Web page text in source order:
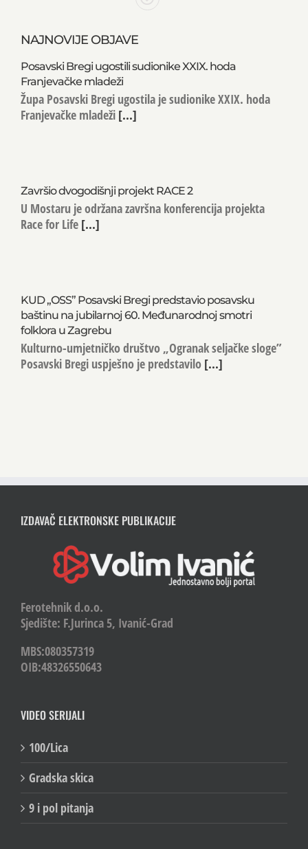
NAJNOVIJE OBJAVE
Posavski Bregi ugostili sudionike XXIX. hoda
Franjevačke mladeži
Župa Posavski Bregi ugostila je sudionike XXIX. hoda
Franjevačke mladeži [...]
Završio dvogodišnji projekt RACE 2
U Mostaru je održana završna konferencija projekta
Race for Life [...]
KUD „OSS” Posavski Bregi predstavio posavsku
baštinu na jubilarnoj 60. Međunarodnoj smotri
folklora u Zagrebu
Kulturno-umjetničko društvo „Ogranak seljačke sloge”
Posavski Bregi uspješno je predstavilo [...]
IZDAVAČ ELEKTRONSKE PUBLIKACIJE
Ferotehnik d.o.o.
Sjedište: F.Jurinca 5, Ivanić-Grad
MBS:080357319
OIB:48326550643
VIDEO SERIJALI
100/Lica
Gradska skica
9 i pol pitanja